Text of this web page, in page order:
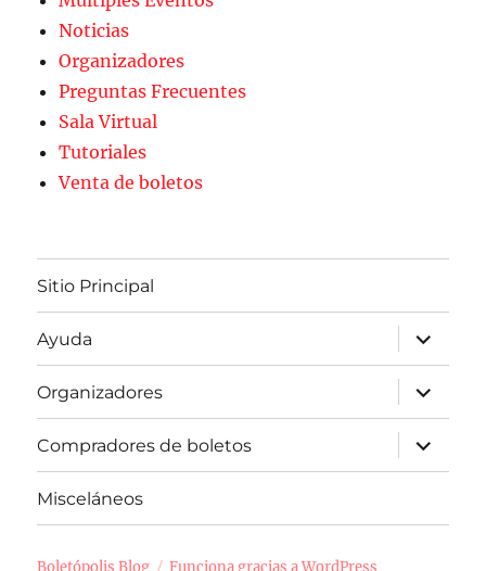
Noticias
Organizadores
Preguntas Frecuentes
Sala Virtual
Tutoriales
Venta de boletos
Sitio Principal
Ayuda
expande
el
menú
inferior
Organizadores
expande
el
menú
inferior
Compradores de boletos
expande
el
menú
Misceláneos